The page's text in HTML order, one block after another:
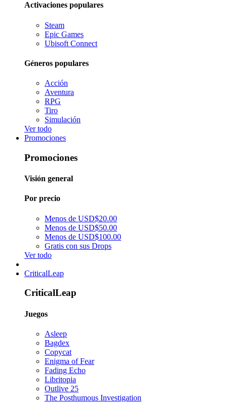
Activaciones populares
Steam
Epic Games
Ubisoft Connect
Géneros populares
Acción
Aventura
RPG
Tiro
Simulación
Ver todo
Promociones
Promociones
Visión general
Por precio
Menos de USD$20.00
Menos de USD$50.00
Menos de USD$100.00
Gratis con sus Drops
Ver todo
CriticalLeap
CriticalLeap
Juegos
Asleep
Bagdex
Copycat
Enigma of Fear
Fading Echo
Libritopia
Outlive 25
The Posthumous Investigation